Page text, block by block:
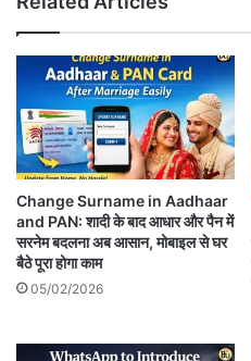
Change Surname in Aadhaar
and PAN: शादी के बाद आधार और पैन में
सरनेम बदलना अब आसान, मोबाइल से घर
बैठे पूरा होगा काम
05/02/2026